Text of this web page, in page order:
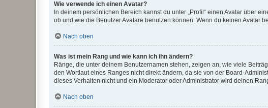
Wie verwende ich einen Avatar?
In deinem persönlichen Bereich kannst du unter „Profil“ einen Avatar über
ob und wie die Benutzer Avatare benutzen können. Wenn du keinen Avatar
Nach oben
Was ist mein Rang und wie kann ich ihn ändern?
Ränge, die unter deinem Benutzernamen stehen, zeigen an, wie viele
den Wortlaut eines Ranges nicht direkt ändern, da sie von der Board-
dieses Verhalten nicht und ein Moderator oder Administrator wird deinen
Nach oben